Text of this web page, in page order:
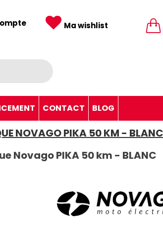
Ma wishlist
CONTACT BLOG
NOVAGO PIKA 50 KM - BLANC
Novago PIKA 50 km - BLANC